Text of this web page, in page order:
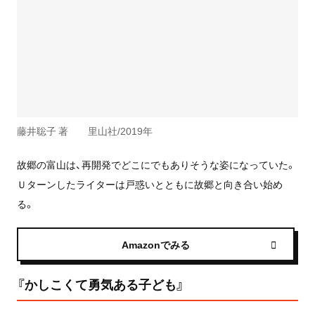
藤井聡子 著 里山社/2019年
故郷の富山は、再開発でどこにでもありそうな姿になっていた。
Ｕターンしたライターは戸惑いとともに故郷と向き合い始め
る。
Amazonでみる
『かしこくて勇気ある子ども』